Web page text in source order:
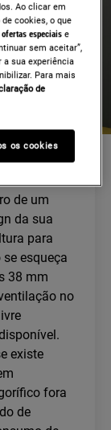
de um
da sua
para
esqueça
38 mm
no
existe
fora
de
Ao clicar em
cookies, o que
ofertas especiaise
sem aceitar”,
a sua experiência
Para mais
de
os cookies